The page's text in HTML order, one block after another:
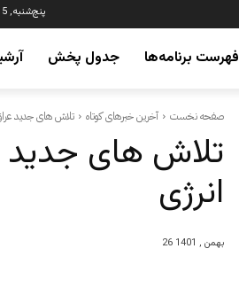
پنج‌شنبه, 15 مرداد 1405
فهرست برنامه‌ها جدول پخش
صفحه نخست آخرین خبرهای کوتاه تلاش های جدید
تلاش های جدید
انرژی
26 بهمن , 1401